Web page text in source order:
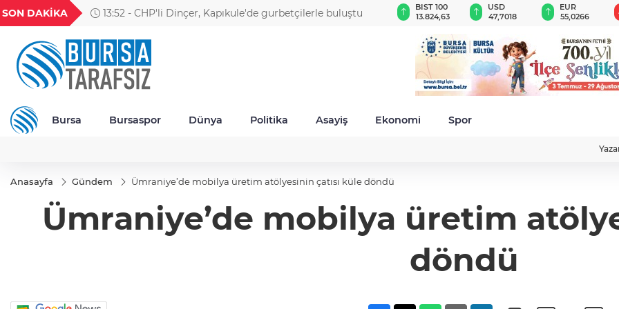
SON DAKİKA 13:52 - CHP'li Dinçer, Kapıkule'de gurbetçilerle buluştu
18,2416
TND
16,2417
BGN
27,9743
VND
0,0018
6.634,42
BIST 100
13.824,63
USD
47,7018
EUR
55,0266
Bursa Bursaspor Dünya Politika Asayiş Ekonomi Spor
Anasayfa Gündem Ümraniye’de mobilya üretim atölyesinin çatısı küle döndü
Ümraniye’de mobilya üretim
döndü